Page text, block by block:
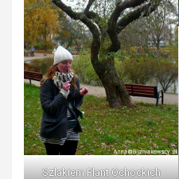
Szlakiem Plant Ochockich